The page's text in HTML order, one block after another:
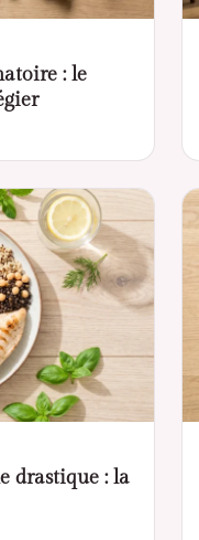
: le
drastique : la